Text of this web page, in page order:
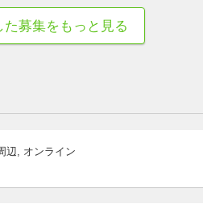
交流が盛ん 真面目・本気
た募集をもっと見る
辺, オンライン